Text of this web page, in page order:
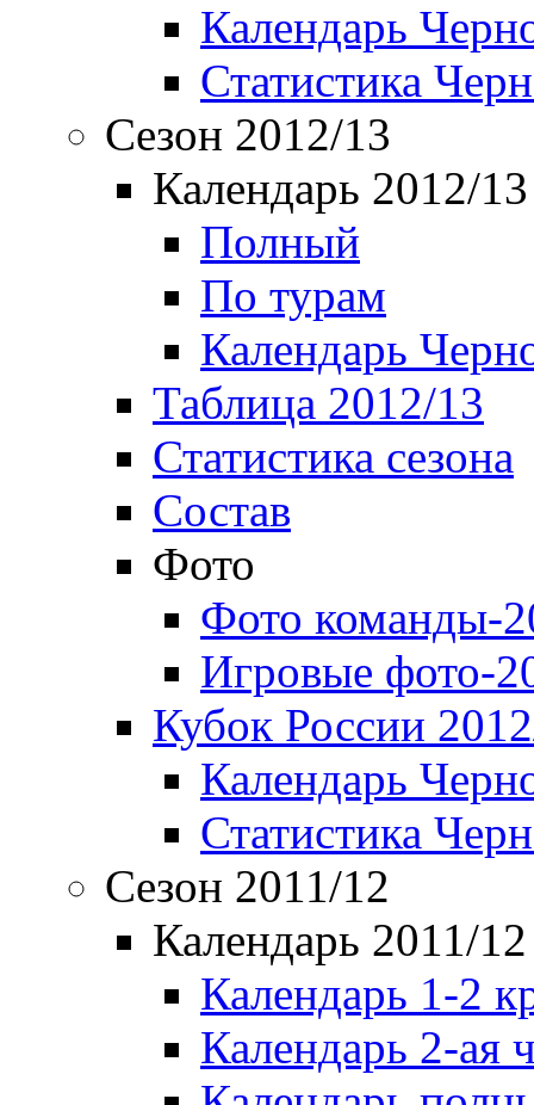
Календарь
Статистика
Сезон 2012/13
Календарь 2012/13
Полный
По турам
Календарь
Таблица 2012/13
Статистика сезона
Состав
Фото
Фото команды-
Игровые фото-
Кубок России
Календарь
Статистика
Сезон 2011/12
Календарь 2011/12
Календарь 1-2
Календарь 2-ая